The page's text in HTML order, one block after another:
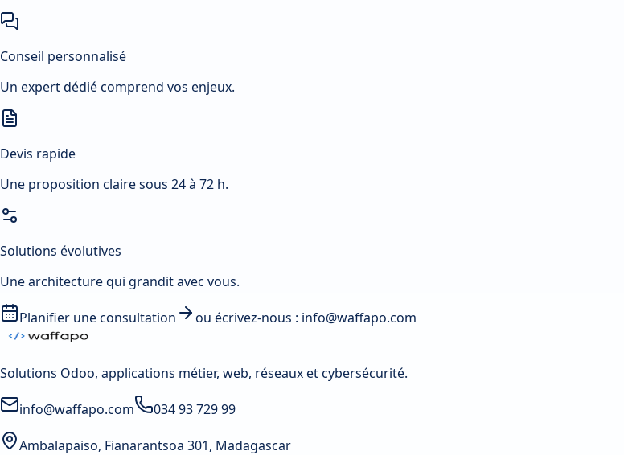
Conseil personnalisé
Un expert dédié comprend vos enjeux.
Devis rapide
Une proposition claire sous 24 à 72 h.
Solutions évolutives
Une architecture qui grandit avec vous.
Planifier une consultation ou écrivez-nous : info@waffapo.com
Solutions Odoo, applications métier, web, réseaux et cybersécurité.
info@waffapo.com 034 93 729 99
Ambalapaiso, Fianarantsoa 301, Madagascar